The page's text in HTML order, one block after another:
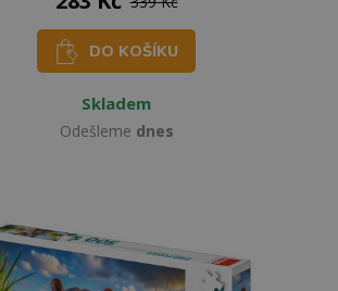
DO KOŠÍKU
Skladem
Odešleme dnes